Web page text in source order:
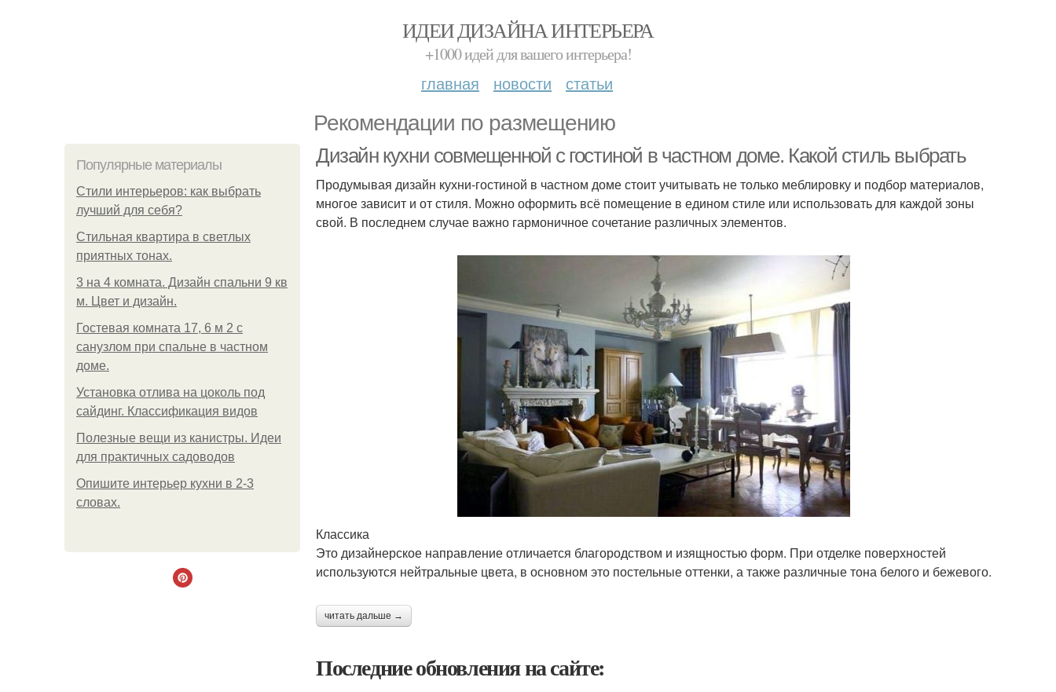
ИДЕИ ДИЗАЙНА ИНТЕРЬЕРА
+1000 идей для вашего интерьера!
главная новости статьи
Рекомендации по размещению
Популярные материалы
Стили интерьеров: как выбрать
лучший для себя?
Стильная квартира в светлых
приятных тонах.
3 на 4 комната. Дизайн спальни 9 кв
м. Цвет и дизайн.
Гостевая комната 17, 6 м 2 с
санузлом при спальне в частном
доме.
Установка отлива на цоколь под
сайдинг. Классификация видов
Полезные вещи из канистры. Идеи
для практичных садоводов
Опишите интерьер кухни в 2-3
словах.
Дизайн кухни совмещенной с гостиной в частном доме. Какой стиль выбрать
Продумывая дизайн кухни-гостиной в частном доме стоит учитывать не только меблировку и подбор материалов,
многое зависит и от стиля. Можно оформить всё помещение в едином стиле или использовать для каждой зоны
свой. В последнем случае важно гармоничное сочетание различных элементов.
Классика
Это дизайнерское направление отличается благородством и изящностью форм. При отделке поверхностей
используются нейтральные цвета, в основном это постельные оттенки, а также различные тона белого и бежевого.
читать дальше →
Последние обновления на сайте: